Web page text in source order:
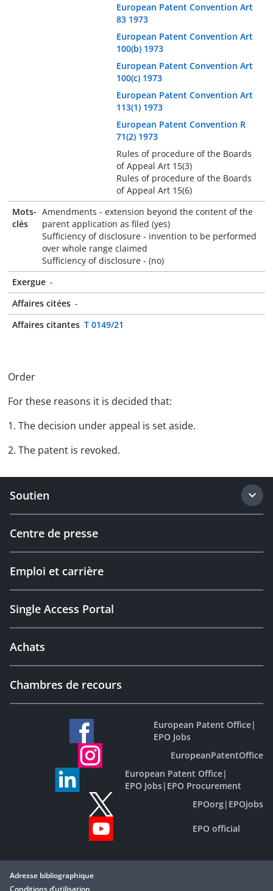
European Patent Convention Art
83 1973
European Patent Convention Art
100(b) 1973
European Patent Convention Art
100(c) 1973
European Patent Convention Art
113(1) 1973
European Patent Convention R
71(2) 1973
Rules of procedure of the Boards
of Appeal Art 15(3)
Rules of procedure of the Boards
of Appeal Art 15(6)
Mots-
clés
Amendments - extension beyond the content of the
parent application as filed (yes)
Sufficiency of disclosure - invention to be performed
over whole range claimed
Sufficiency of disclosure - (no)
Exergue -
Affaires citées -
Affaires citantes T 0149/21
Order
For these reasons it is decided that:
1. The decision under appeal is set aside.
2. The patent is revoked.
Soutien
Centre de presse
Emploi et carrière
Single Access Portal
Achats
Chambres de recours
European Patent Office|
EPO Jobs
EuropeanPatentOffice
European Patent Office|
EPO Jobs| EPO Procurement
EPOorg| EPOjobs
EPO official
Adresse bibliographique
Conditions d’utilisation